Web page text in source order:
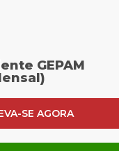
GEPAM
SE AGORA